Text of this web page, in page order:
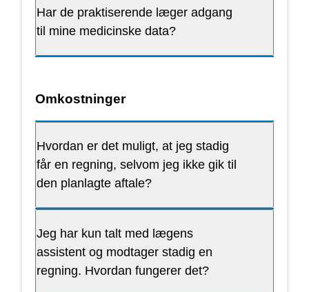
Har de praktiserende læger adgang
til mine medicinske data?
Omkostninger
Hvordan er det muligt, at jeg stadig
får en regning, selvom jeg ikke gik til
den planlagte aftale?
Jeg har kun talt med lægens
assistent og modtager stadig en
regning. Hvordan fungerer det?